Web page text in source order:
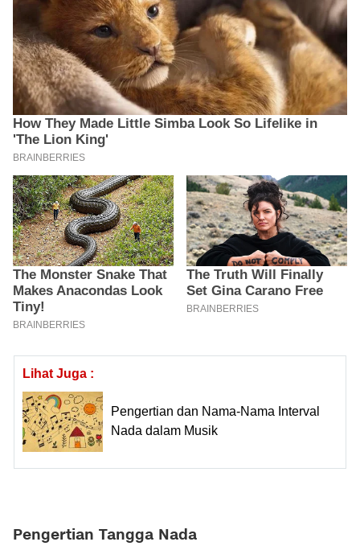
Lihat Juga :
Pengertian dan Nama-Nama Interval
Nada dalam Musik
Pengertian Tangga Nada